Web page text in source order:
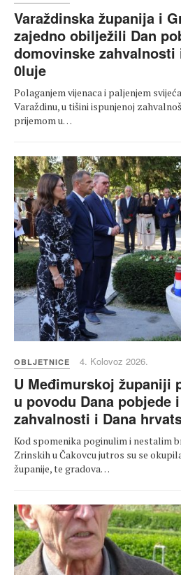
Varaždinska županija i
zajedno obilježili Dan
domovinske
0luje
Polaganjem vijenaca i paljenjem
Varaždinu, u tišini ispunjenoj
prijemom u…
OBLJETNICE 4. Kolovoz 2026.
U Međimurskoj županiji
u povodu Dana pobjede
zahvalnosti i Dana
Kod spomenika poginulim i nestalim
Zrinskih u Čakovcu jutros su se
županije, te gradova…